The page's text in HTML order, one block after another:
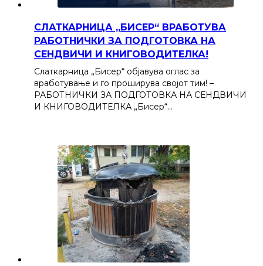
СЛАТКАРНИЦА „БИСЕР“ ВРАБОТУВА
РАБОТНИЧКИ ЗА ПОДГОТОВКА НА
СЕНДВИЧИ И КНИГОВОДИТЕЛКА!
Слаткарница „Бисер“ објавува оглас за
вработување и го проширува својот тим! –
РАБОТНИЧКИ ЗА ПОДГОТОВКА НА СЕНДВИЧИ
И КНИГОВОДИТЕЛКА „Бисер“…